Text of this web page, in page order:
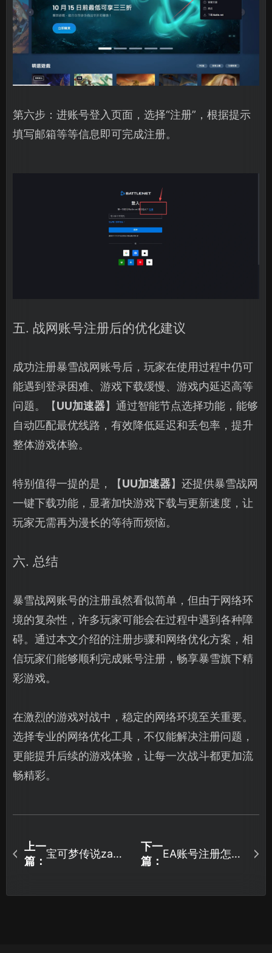
第六步：进账号登入页面，选择“注册”，根据提示
填写邮箱等等信息即可完成注册。
五. 战网账号注册后的优化建议
成功注册暴雪战网账号后，玩家在使用过程中仍可
能遇到登录困难、游戏下载缓慢、游戏内延迟高等
问题。【UU加速器】通过智能节点选择功能，能够
自动匹配最优线路，有效降低延迟和丢包率，提升
整体游戏体验。
特别值得一提的是，【UU加速器】还提供暴雪战网
一键下载功能，显著加快游戏下载与更新速度，让
玩家无需再为漫长的等待而烦恼。
六. 总结
暴雪战网账号的注册虽然看似简单，但由于网络环
境的复杂性，许多玩家可能会在过程中遇到各种障
碍。通过本文介绍的注册步骤和网络优化方案，相
信玩家们能够顺利完成账号注册，畅享暴雪旗下精
彩游戏。
在激烈的游戏对战中，稳定的网络环境至关重要。
选择专业的网络优化工具，不仅能解决注册问题，
更能提升后续的游戏体验，让每一次战斗都更加流
畅精彩。
上一
篇：
宝可梦传说za如
下一
篇：
EA账号注册怎么